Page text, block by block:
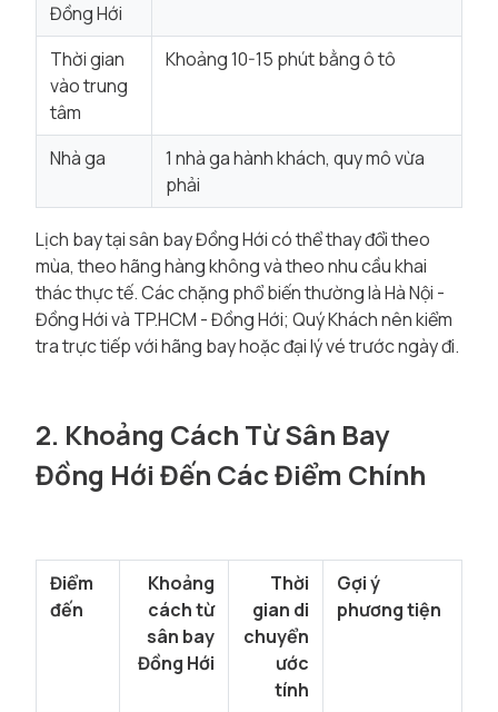
Đồng Hới
Thời gian
vào trung
tâm
Khoảng 10-15 phút bằng ô tô
Nhà ga
1 nhà ga hành khách, quy mô vừa
phải
Lịch bay tại sân bay Đồng Hới có thể thay đổi theo
mùa, theo hãng hàng không và theo nhu cầu khai
thác thực tế. Các chặng phổ biến thường là Hà Nội -
Đồng Hới và TP.HCM - Đồng Hới; Quý Khách nên kiểm
tra trực tiếp với hãng bay hoặc đại lý vé trước ngày đi.
2. Khoảng Cách Từ Sân Bay
Đồng Hới Đến Các Điểm Chính
Điểm
đến
Khoảng
cách từ
sân bay
Đồng Hới
Thời
gian di
chuyển
ước
tính
Gợi ý
phương tiện